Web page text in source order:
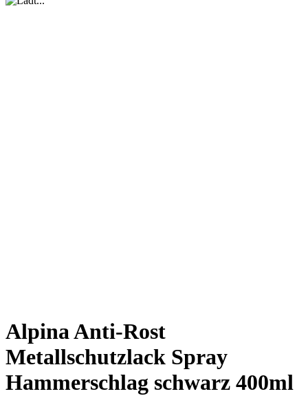
Alpina Anti-Rost
Metallschutzlack Spray
Hammerschlag schwarz 400ml